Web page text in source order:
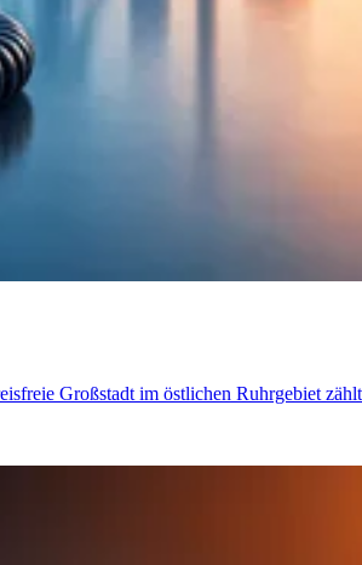
Großstadt im östlichen Ruhrgebiet